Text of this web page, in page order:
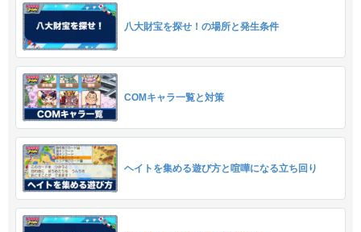
八大財宝を探せ！の場所と発生条件
COMキャラ一覧と対策
ヘイトを集める遊び方と喧嘩になる立ち回り